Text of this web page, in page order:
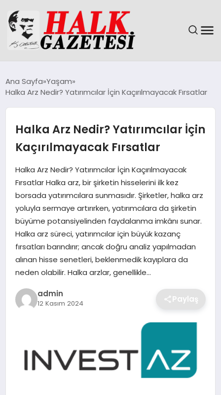
EĞITIM
EKONOMI
SIYASET
YAŞAM
Ana Sayfa Yaşam
Halka Arz Nedir? Yatırımcılar İçin Kaçırılmayacak Fırsatlar
Halka Arz Nedir? Yatırımcılar İçin
Kaçırılmayacak Fırsatlar
Halka Arz Nedir? Yatırımcılar İçin Kaçırılmayacak
Fırsatlar Halka arz, bir şirketin hisselerini ilk kez
borsada yatırımcılara sunmasıdır. Şirketler, halka arz
yoluyla sermaye artırırken, yatırımcılara da şirketin
büyüme potansiyelinden faydalanma imkânı sunar.
Halka arz süreci, yatırımcılar için büyük kazanç
fırsatları barındırır; ancak doğru analiz yapılmadan
alınan hisse senetleri, beklenmedik kayıplara da
neden olabilir. Halka arzlar, genellikle…
admin
12 Kasım 2024 Paylaş